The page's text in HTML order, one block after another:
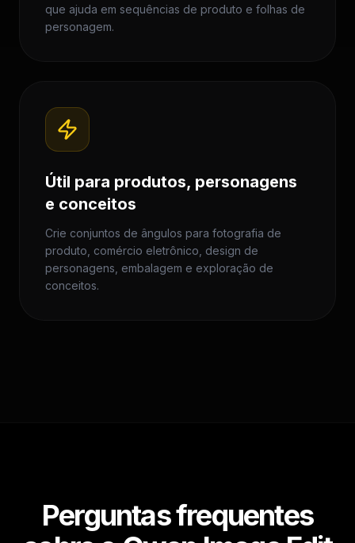
que ajuda em sequências de produto e folhas de
personagem.
Útil para produtos, personagens
e conceitos
Crie conjuntos de ângulos para fotografia de
produto, comércio eletrônico, design de
personagens, embalagem e exploração de
conceitos.
Perguntas frequentes